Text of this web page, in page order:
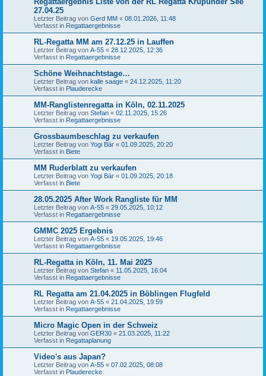
27.04.25
Letzter Beitrag von Gerd MM « 08.01.2026, 11:48
Verfasst in Regattaergebnisse
RL-Regatta MM am 27.12.25 in Lauffen
Letzter Beitrag von A-55 « 28.12.2025, 12:36
Verfasst in Regattaergebnisse
Schöne Weihnachtstage…
Letzter Beitrag von kalle saage « 24.12.2025, 11:20
Verfasst in Plauderecke
MM-Ranglistenregatta in Köln, 02.11.2025
Letzter Beitrag von Stefan « 02.11.2025, 15:26
Verfasst in Regattaergebnisse
Grossbaumbeschlag zu verkaufen
Letzter Beitrag von Yogi Bär « 01.09.2025, 20:20
Verfasst in Biete
MM Ruderblatt zu verkaufen
Letzter Beitrag von Yogi Bär « 01.09.2025, 20:18
Verfasst in Biete
28.05.2025 After Work Rangliste für MM
Letzter Beitrag von A-55 « 29.05.2025, 10:12
Verfasst in Regattaergebnisse
GMMC 2025 Ergebnis
Letzter Beitrag von A-55 « 19.05.2025, 19:46
Verfasst in Regattaergebnisse
RL-Regatta in Köln, 11. Mai 2025
Letzter Beitrag von Stefan « 11.05.2025, 16:04
Verfasst in Regattaergebnisse
RL Regatta am 21.04.2025 in Böblingen Flugfeld
Letzter Beitrag von A-55 « 21.04.2025, 19:59
Verfasst in Regattaergebnisse
Micro Magic Open in der Schweiz
Letzter Beitrag von GER30 « 21.03.2025, 11:22
Verfasst in Regattaplanung
Video's aus Japan?
Letzter Beitrag von A-55 « 07.02.2025, 08:08
Verfasst in Plauderecke